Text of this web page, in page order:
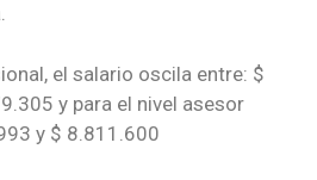
el salario oscila entre: $
y para el nivel asesor
y $ 8.811.600